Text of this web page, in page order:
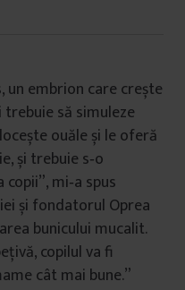
un embrion care crește
trebuie să simuleze
ouăle și le oferă
și trebuie s‑o
mi‑a spus
și fondatorul Oprea
bunicului mucalit.
copilul va fi
cât mai bune.”